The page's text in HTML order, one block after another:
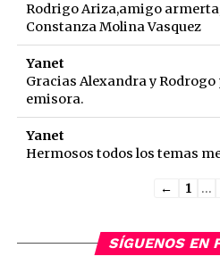
Rodrigo Ariza,amigo
Constanza Molina Vasquez
Yanet
Gracias Alexandra y Rodrogo
emisora.
Yanet
Hermosos todos los temas
← 1 ...
SÍGUENOS EN